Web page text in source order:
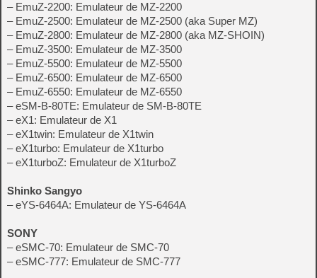
– EmuZ-2200: Emulateur de MZ-2200
– EmuZ-2500: Emulateur de MZ-2500 (aka Super MZ)
– EmuZ-2800: Emulateur de MZ-2800 (aka MZ-SHOIN)
– EmuZ-3500: Emulateur de MZ-3500
– EmuZ-5500: Emulateur de MZ-5500
– EmuZ-6500: Emulateur de MZ-6500
– EmuZ-6550: Emulateur de MZ-6550
– eSM-B-80TE: Emulateur de SM-B-80TE
– eX1: Emulateur de X1
– eX1twin: Emulateur de X1twin
– eX1turbo: Emulateur de X1turbo
– eX1turboZ: Emulateur de X1turboZ
Shinko Sangyo
– eYS-6464A: Emulateur de YS-6464A
SONY
– eSMC-70: Emulateur de SMC-70
– eSMC-777: Emulateur de SMC-777